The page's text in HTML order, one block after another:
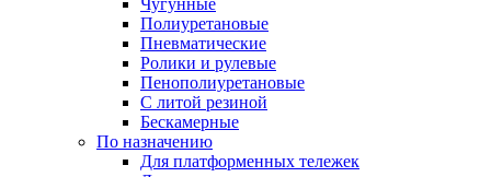
Чугунные
Полиуретановые
Пневматические
Ролики и рулевые
Пенополиуретановые
С литой резиной
Бескамерные
По назначению
Для платформенных тележек